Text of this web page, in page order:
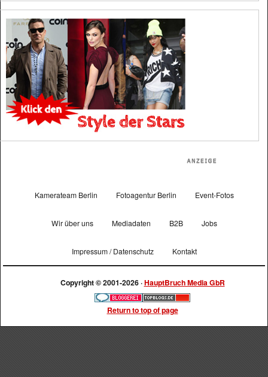
Kamerateam Berlin Fotoagentur Berlin Event-Fotos
Wir über uns Mediadaten B2B Jobs
Impressum / Datenschutz Kontakt
Copyright © 2001-2026 ·HauptBruch Media GbR
Return to top of page